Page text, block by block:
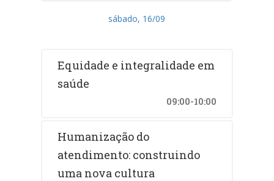
sábado, 16/09
Equidade e integralidade em
saúde
09:00-10:00
Humanização do
atendimento: construindo
uma nova cultura